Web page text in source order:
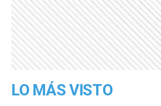
LO MÁS VISTO